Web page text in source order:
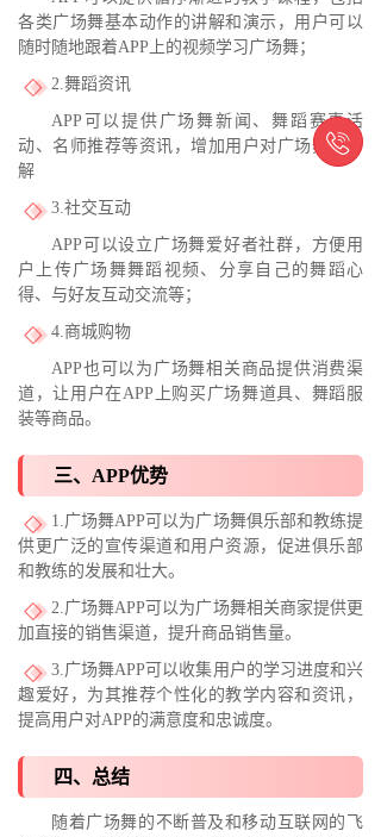
各类广场舞基本动作的讲解和演示，用户可以
随时随地跟着APP上的视频学习广场舞；
2.舞蹈资讯
APP可以提供广场舞新闻、舞蹈赛事活
动、名师推荐等资讯，增加用户对广场舞的了
解
3.社交互动
APP可以设立广场舞爱好者社群，方便用
户上传广场舞舞蹈视频、分享自己的舞蹈心
得、与好友互动交流等；
4.商城购物
APP也可以为广场舞相关商品提供消费渠
道，让用户在APP上购买广场舞道具、舞蹈服
装等商品。
三、APP优势
1.广场舞APP可以为广场舞俱乐部和教练提
供更广泛的宣传渠道和用户资源，促进俱乐部
和教练的发展和壮大。
2.广场舞APP可以为广场舞相关商家提供更
加直接的销售渠道，提升商品销售量。
3.广场舞APP可以收集用户的学习进度和兴
趣爱好，为其推荐个性化的教学内容和资讯，
提高用户对APP的满意度和忠诚度。
四、总结
随着广场舞的不断普及和移动互联网的飞
